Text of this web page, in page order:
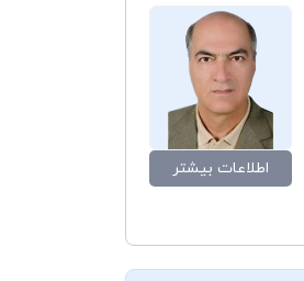
اطلاعات بیشتر